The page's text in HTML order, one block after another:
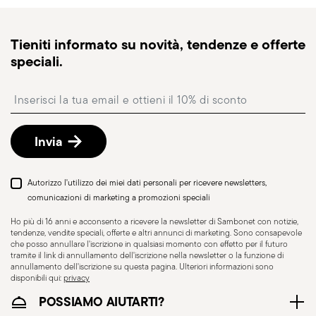
riceverai un link di tracciamento per monitorare la
consegna.
presso Punto di Ritiro, selezionabile al checkout.
Reso gratuito entro 30 giornidalla data di
spedizione/fatturazione seguendo la procedura
indicata nella pagina
Tieniti informato su novità, tendenze e offerte
speciali.
Invia
Autorizzo l'utilizzo dei miei dati personali per ricevere newsletters,
comunicazioni di marketing a promozioni speciali
Ho più di 16 anni e acconsento a ricevere la newsletter di Sambonet con notizie,
tendenze, vendite speciali, offerte e altri annunci di marketing. Sono consapevole
che posso annullare l'iscrizione in qualsiasi momento con effetto per il futuro
tramite il link di annullamento dell'iscrizione nella newsletter o la funzione di
annullamento dell'iscrizione su questa pagina. Ulteriori informazioni sono
disponibili qui:privacy
POSSIAMO AIUTARTI?